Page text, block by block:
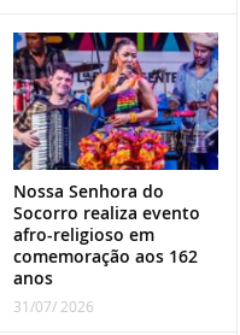
Nossa Senhora do
Socorro realiza evento
afro-religioso em
comemoração aos 162
anos
31/07/ 2026